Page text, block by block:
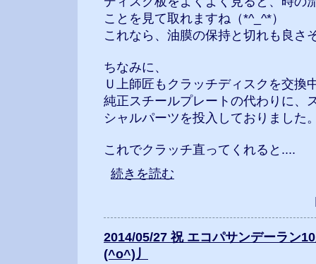
ことを見て取れますね（*^_^*）
これなら、油膜の保持と切れも良さ
ちなみに、
Ｕ上師匠もクラッチディスクを交換
純正スチールプレートの代わりに、
シャルパーツを投入しておりました
これでクラッチ直ってくれると....
続きを読む
2014/05/27 祝 エコパサンデーラン
(^o^)丿